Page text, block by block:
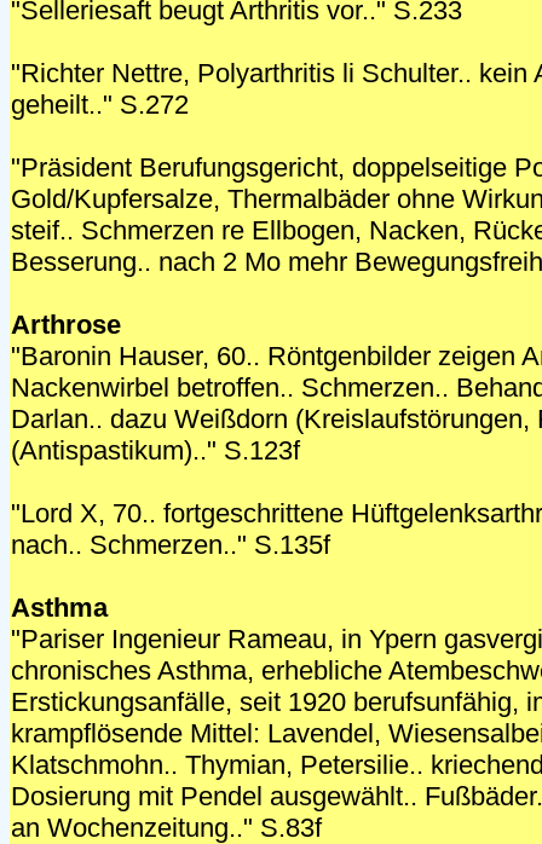
"Selleriesaft beugt Arthritis vor.." S.233
"Richter Nettre, Polyarthritis li Schulter.. kein
geheilt.." S.272
"Präsident Berufungsgericht, doppelseitige
Gold/Kupfersalze, Thermalbäder ohne
steif.. Schmerzen re Ellbogen, Nacken,
Besserung.. nach 2 Mo mehr
Arthrose
"Baronin Hauser, 60.. Röntgenbilder zeigen
Nackenwirbel betroffen.. Schmerzen..
Darlan.. dazu Weißdorn (Kreislaufstörungen,
(Antispastikum).." S.123f
"Lord X, 70.. fortgeschrittene
nach.. Schmerzen.." S.135f
Asthma
"Pariser Ingenieur Rameau, in Ypern
chronisches Asthma, erhebliche
Erstickungsanfälle, seit 1920 berufsunfähig,
krampflösende Mittel: Lavendel,
Klatschmohn.. Thymian, Petersilie..
Dosierung mit Pendel ausgewählt..
an Wochenzeitung.." S.83f